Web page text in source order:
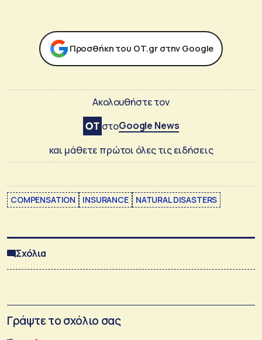
Προσθήκη του ΟΤ.gr στην Google
Ακολουθήστε τον
στοGoogle News
και μάθετε πρώτοι όλες τις ειδήσεις
COMPENSATION INSURANCE NATURAL DISASTERS
Σχόλια
Γράψτε το σχόλιο σας